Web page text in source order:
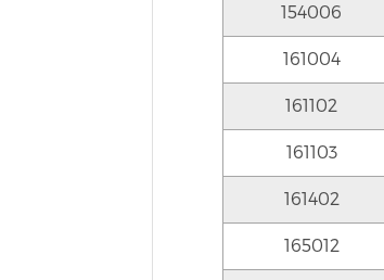
154006
161004
161102
161103
161402
165012